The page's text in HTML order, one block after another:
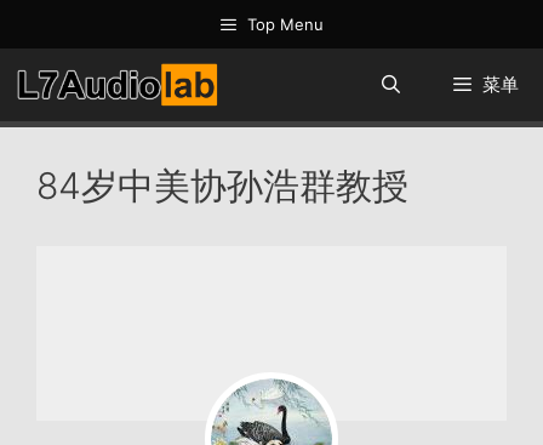
至
内
容
Top Menu
菜单
84岁中美协孙浩群教授